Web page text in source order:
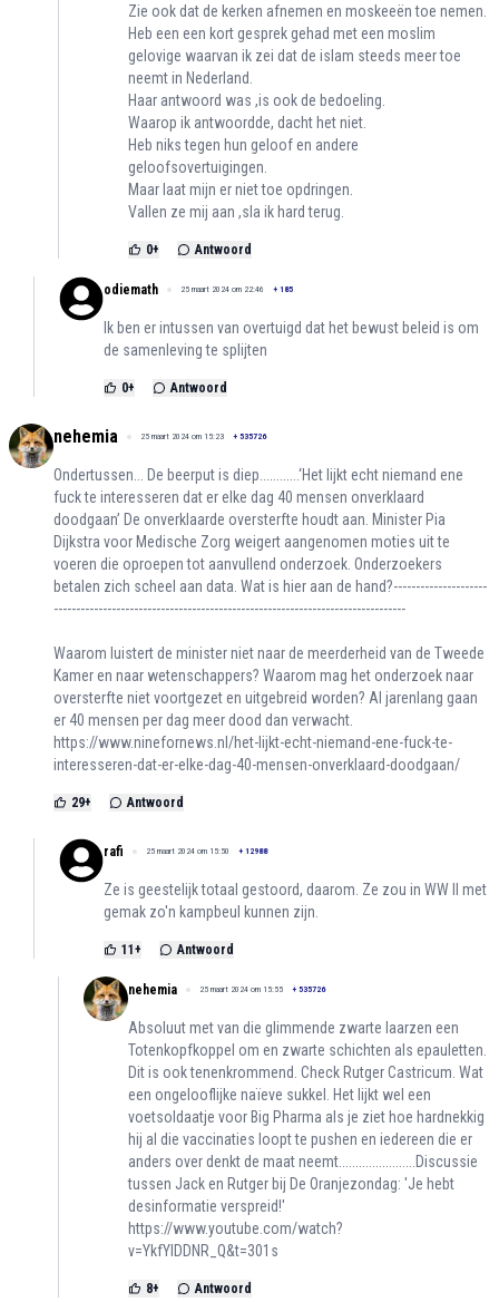
Zie ook dat de kerken afnemen en moskeeën toe nemen.
Heb een een kort gesprek gehad met een moslim
gelovige waarvan ik zei dat de islam steeds meer toe
neemt in Nederland.
Haar antwoord was ,is ook de bedoeling.
Waarop ik antwoordde, dacht het niet.
Heb niks tegen hun geloof en andere
geloofsovertuigingen.
Maar laat mijn er niet toe opdringen.
Vallen ze mij aan ,sla ik hard terug.
0+ Antwoord
odiemath 25 maart 2024 om 22:46 + 185
Ik ben er intussen van overtuigd dat het bewust beleid is om
de samenleving te splijten
0+ Antwoord
nehemia 25 maart 2024 om 15:23 + 535726
Ondertussen... De beerput is diep............‘Het lijkt echt niemand ene
fuck te interesseren dat er elke dag 40 mensen onverklaard
doodgaan’ De onverklaarde oversterfte houdt aan. Minister Pia
Dijkstra voor Medische Zorg weigert aangenomen moties uit te
voeren die oproepen tot aanvullend onderzoek. Onderzoekers
betalen zich scheel aan data. Wat is hier aan de hand?---------------------
-------------------------------------------------------------------------------
Waarom luistert de minister niet naar de meerderheid van de Tweede
Kamer en naar wetenschappers? Waarom mag het onderzoek naar
oversterfte niet voortgezet en uitgebreid worden? Al jarenlang gaan
er 40 mensen per dag meer dood dan verwacht.
https://www.ninefornews.nl/het-lijkt-echt-niemand-ene-fuck-te-
interesseren-dat-er-elke-dag-40-mensen-onverklaard-doodgaan/
29+ Antwoord
rafi 25 maart 2024 om 15:50 + 12988
Ze is geestelijk totaal gestoord, daarom. Ze zou in WW II met
gemak zo'n kampbeul kunnen zijn.
11 + Antwoord
nehemia 25 maart 2024 om 15:55 + 535726
Absoluut met van die glimmende zwarte laarzen een
Totenkopfkoppel om en zwarte schichten als epauletten.
Dit is ook tenenkrommend. Check Rutger Castricum. Wat
een ongelooflijke naïeve sukkel. Het lijkt wel een
voetsoldaatje voor Big Pharma als je ziet hoe hardnekkig
hij al die vaccinaties loopt te pushen en iedereen die er
anders over denkt de maat neemt.......................Discussie
tussen Jack en Rutger bij De Oranjezondag: 'Je hebt
desinformatie verspreid!'
https://www.youtube.com/watch?
v=YkfYIDDNR_Q&t=301s
8+ Antwoord